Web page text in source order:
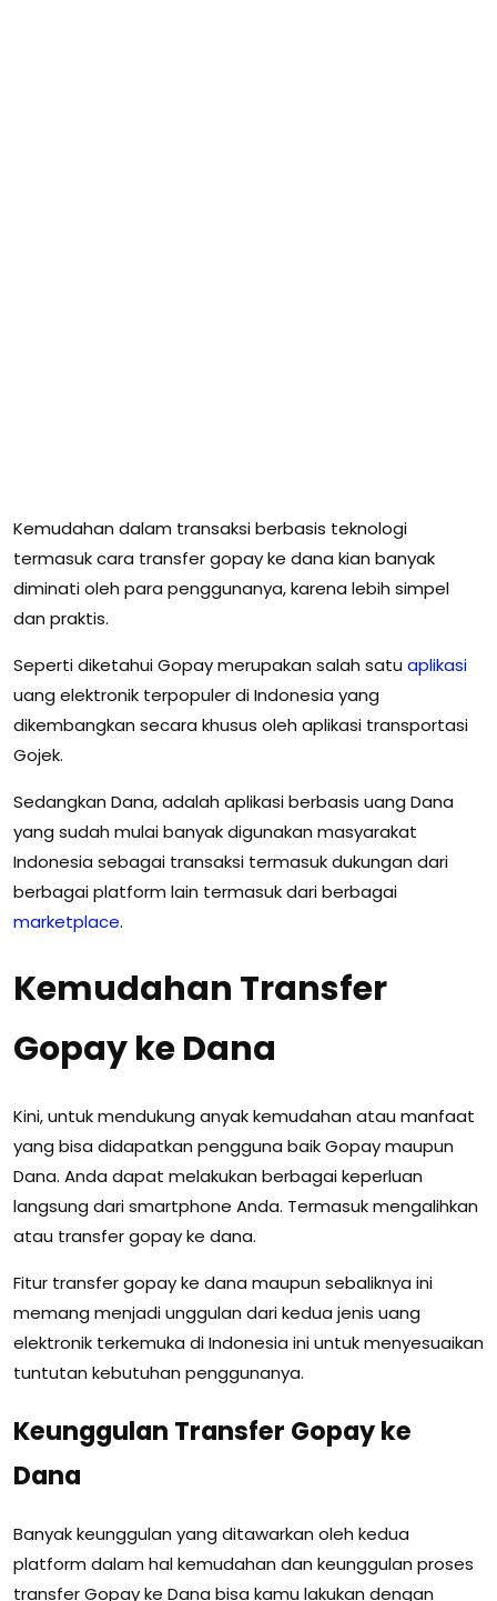
Kemudahan dalam transaksi berbasis teknologi
termasuk cara transfer gopay ke dana kian banyak
diminati oleh para penggunanya, karena lebih simpel
dan praktis.
Seperti diketahui Gopay merupakan salah satu aplikasi
uang elektronik terpopuler di Indonesia yang
dikembangkan secara khusus oleh aplikasi transportasi
Gojek.
Sedangkan Dana, adalah aplikasi berbasis uang Dana
yang sudah mulai banyak digunakan masyarakat
Indonesia sebagai transaksi termasuk dukungan dari
berbagai platform lain termasuk dari berbagai
marketplace.
Kemudahan Transfer
Gopay ke Dana
Kini, untuk mendukung anyak kemudahan atau manfaat
yang bisa didapatkan pengguna baik Gopay maupun
Dana. Anda dapat melakukan berbagai keperluan
langsung dari smartphone Anda. Termasuk mengalihkan
atau transfer gopay ke dana.
Fitur transfer gopay ke dana maupun sebaliknya ini
memang menjadi unggulan dari kedua jenis uang
elektronik terkemuka di Indonesia ini untuk menyesuaikan
tuntutan kebutuhan penggunanya.
Keunggulan Transfer Gopay ke
Dana
Banyak keunggulan yang ditawarkan oleh kedua
platform dalam hal kemudahan dan keunggulan proses
transfer Gopay ke Dana bisa kamu lakukan dengan